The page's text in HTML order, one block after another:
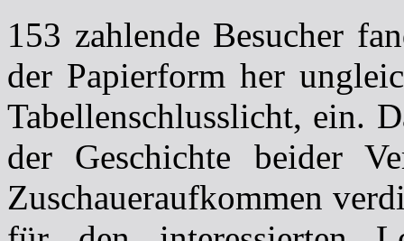
153 zahlende Besucher
der Papierform her
Tabellenschlusslicht, ein.
der Geschichte beider
Zuschaueraufkommen